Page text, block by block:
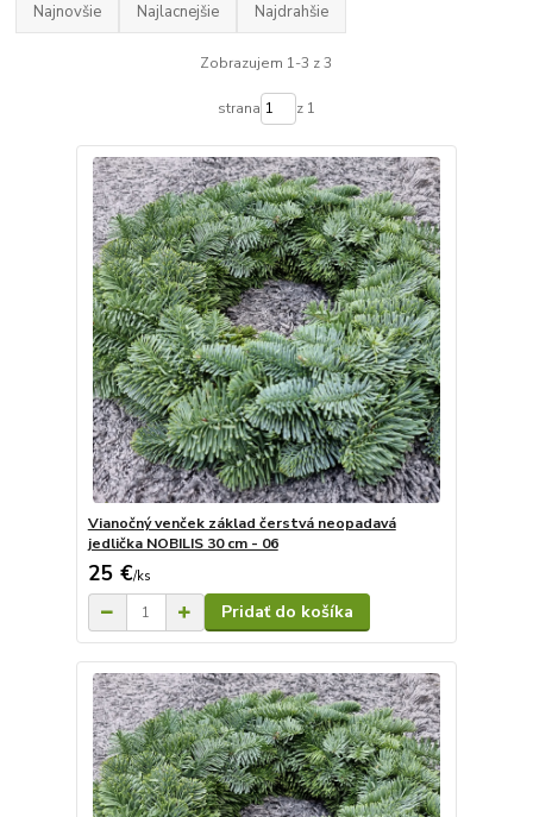
Najnovšie Najlacnejšie Najdrahšie
Zobrazujem 1-3 z 3
strana z 1
Vianočný venček základ čerstvá neopadavá
jedlička NOBILIS 30 cm - 06
25 €/ks
Pridať do košíka